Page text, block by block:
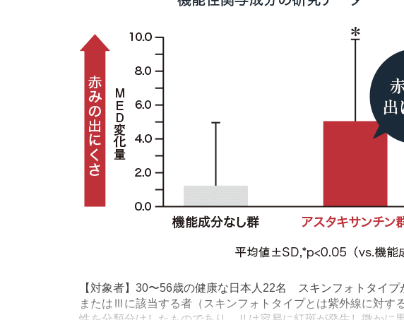
【対象者】30〜56歳の健康な日本人22名 スキンフォトタイプ
またはⅢに該当する者（スキンフォトタイプとは紫外線に対す